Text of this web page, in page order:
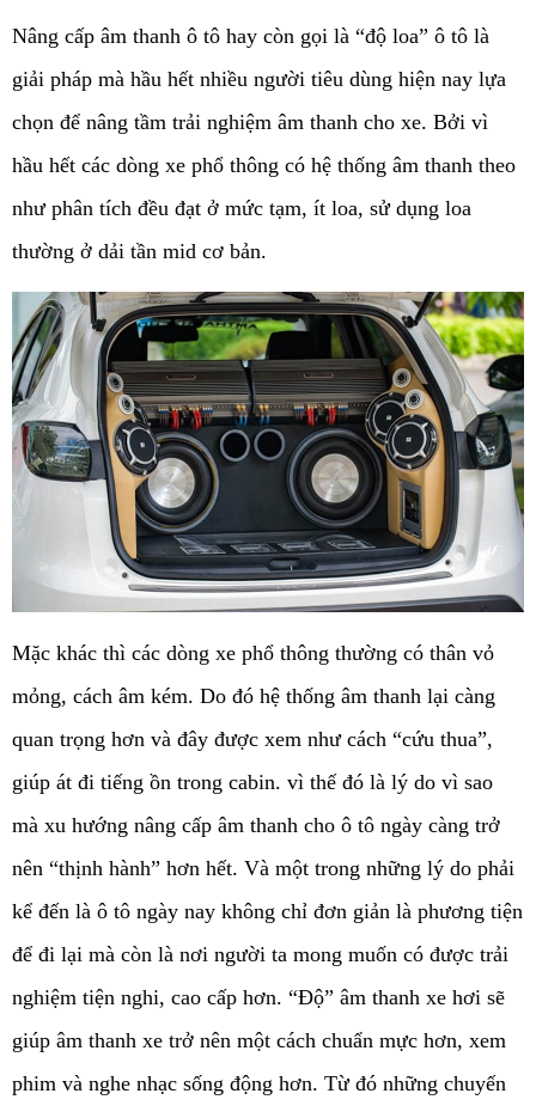
Nâng cấp âm thanh ô tô hay còn gọi là “độ loa” ô tô là
giải pháp mà hầu hết nhiều người tiêu dùng hiện nay lựa
chọn để nâng tầm trải nghiệm âm thanh cho xe. Bởi vì
hầu hết các dòng xe phổ thông có hệ thống âm thanh theo
như phân tích đều đạt ở mức tạm, ít loa, sử dụng loa
thường ở dải tần mid cơ bản.
Mặc khác thì các dòng xe phổ thông thường có thân vỏ
mỏng, cách âm kém. Do đó hệ thống âm thanh lại càng
quan trọng hơn và đây được xem như cách “cứu thua”,
giúp át đi tiếng ồn trong cabin. vì thế đó là lý do vì sao
mà xu hướng nâng cấp âm thanh cho ô tô ngày càng trở
nên “thịnh hành” hơn hết. Và một trong những lý do phải
kể đến là ô tô ngày nay không chỉ đơn giản là phương tiện
để đi lại mà còn là nơi người ta mong muốn có được trải
nghiệm tiện nghi, cao cấp hơn. “Độ” âm thanh xe hơi sẽ
giúp âm thanh xe trở nên một cách chuẩn mực hơn, xem
phim và nghe nhạc sống động hơn. Từ đó những chuyến